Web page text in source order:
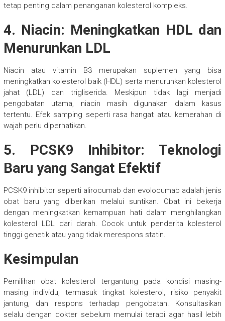
tetap penting dalam penanganan kolesterol kompleks.
4. Niacin: Meningkatkan HDL dan
Menurunkan LDL
Niacin atau vitamin B3 merupakan suplemen yang bisa
meningkatkan kolesterol baik (HDL) serta menurunkan kolesterol
jahat (LDL) dan trigliserida. Meskipun tidak lagi menjadi
pengobatan utama, niacin masih digunakan dalam kasus
tertentu. Efek samping seperti rasa hangat atau kemerahan di
wajah perlu diperhatikan.
5. PCSK9 Inhibitor: Teknologi
Baru yang Sangat Efektif
PCSK9 inhibitor seperti alirocumab dan evolocumab adalah jenis
obat baru yang diberikan melalui suntikan. Obat ini bekerja
dengan meningkatkan kemampuan hati dalam menghilangkan
kolesterol LDL dari darah. Cocok untuk penderita kolesterol
tinggi genetik atau yang tidak merespons statin.
Kesimpulan
Pemilihan obat kolesterol tergantung pada kondisi masing-
masing individu, termasuk tingkat kolesterol, risiko penyakit
jantung, dan respons terhadap pengobatan. Konsultasikan
selalu dengan dokter sebelum memulai terapi agar hasil lebih